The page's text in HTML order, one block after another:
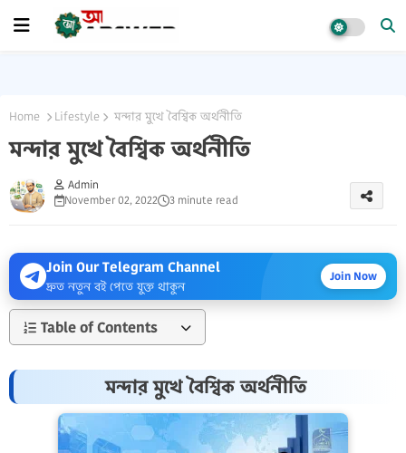
Home Lifestyle মন্দার মুখে বৈশ্বিক অর্থনীতি
মন্দার মুখে বৈশ্বিক অর্থনীতি
Admin
November 02, 2022
3 minute read
Join Our Telegram Channel
দ্রুত নতুন বই পেতে যুক্ত থাকুন
Join Now
Table of Contents
মন্দার মুখে বৈশ্বিক অর্থনীতি